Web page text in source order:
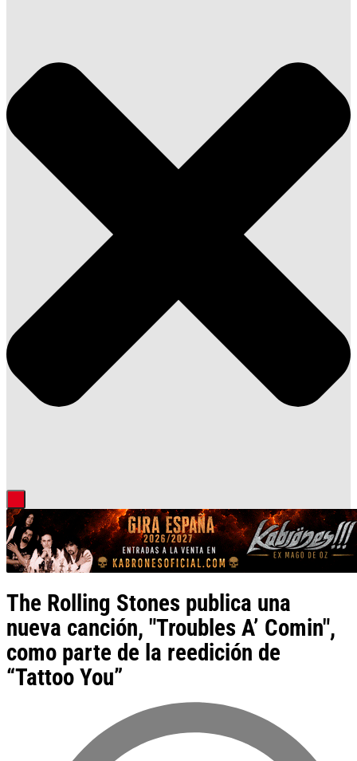
The Rolling Stones publica una
nueva canción, "Troubles A’ Comin",
como parte de la reedición de
“Tattoo You”